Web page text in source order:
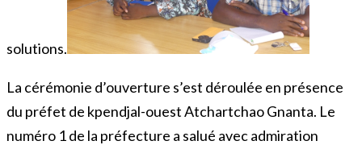
solutions.
La cérémonie d’ouverture s’est déroulée en présence
du préfet de kpendjal-ouest Atchartchao Gnanta. Le
numéro 1 de la préfecture a salué avec admiration